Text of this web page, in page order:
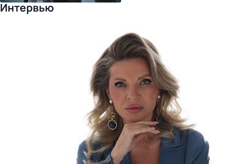
Интервью